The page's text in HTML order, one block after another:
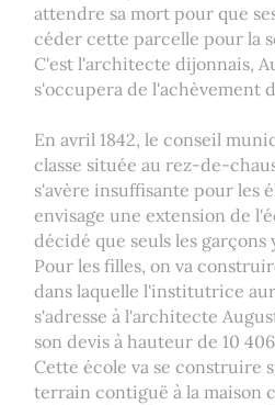
attendre sa mort pour que
céder cette parcelle pour la
C'est l'architecte dijonnais,
s'occupera de l'achèvement
En avril 1842, le conseil
classe située au rez-de-
s'avère insuffisante pour les
envisage une extension de
décidé que seuls les garçons
Pour les filles, on va
dans laquelle l'institutrice
s'adresse à l'architecte
son devis à hauteur de 10
Cette école va se construire
terrain contiguë à la maison